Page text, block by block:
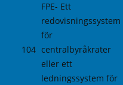
104
FPE- Ett
redovisningssystem
för
centralbyråkrater
eller ett
ledningssystem för